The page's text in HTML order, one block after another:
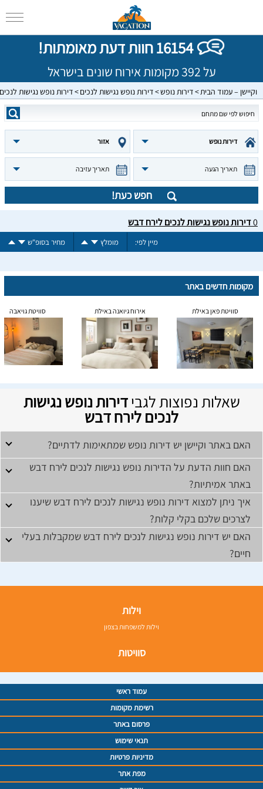
16154 חוות דעת מאומתות!
על 392 מקומות אירוח שונים בישראל
וקיישן – עמוד הבית דירות נופש דירות נופש נגישות לנכים דירות נופש נגישות
דירות נופש אזור
תאריך הגעה תאריך עזיבה
חפש כעת!
0דירות נופש נגישות לנכים לירח דבש
מיין לפי: מומלץ מחיר בסופ"ש
מקומות חדשים באתר
סוויטת פאן באילת אירוח גיואנה באילת סוויטת גויאבה
שאלות נפוצות לגבידירות נופש נגישות
לנכים לירח דבש
האם באתר וקיישן יש דירות נופש שמתאימות לדתיים?
האם חוות הדעת על הדירות נופש נגישות לנכים לירח דבש
באתר אמיתיות?
איך ניתן למצוא דירות נופש נגישות לנכים לירח דבש שיענו
לצרכים שלכם בקלי קלות?
האם יש דירות נופש נגישות לנכים לירח דבש שמקבלות בעלי
חיים?
וילות
וילות למשפחות בצפון
סוויטות
עמוד ראשי
רשימת מקומות
פרסום באתר
תנאי שימוש
מדיניות פרטיות
מפת אתר